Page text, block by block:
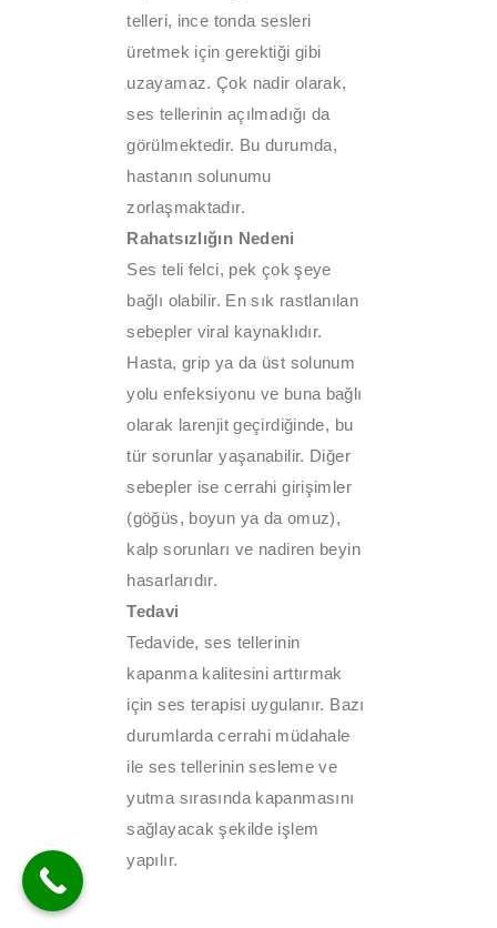
telleri, ince tonda sesleri
üretmek için gerektiği gibi
uzayamaz. Çok nadir olarak,
ses tellerinin açılmadığı da
görülmektedir. Bu durumda,
hastanın solunumu
zorlaşmaktadır.
Rahatsızlığın Nedeni
Ses teli felci, pek çok şeye
bağlı olabilir. En sık rastlanılan
sebepler viral kaynaklıdır.
Hasta, grip ya da üst solunum
yolu enfeksiyonu ve buna bağlı
olarak larenjit geçirdiğinde, bu
tür sorunlar yaşanabilir. Diğer
sebepler ise cerrahi girişimler
(göğüs, boyun ya da omuz),
kalp sorunları ve nadiren beyin
hasarlarıdır.
Tedavi
Tedavide, ses tellerinin
kapanma kalitesini arttırmak
için ses terapisi uygulanır. Bazı
durumlarda cerrahi müdahale
ile ses tellerinin sesleme ve
yutma sırasında kapanmasını
sağlayacak şekilde işlem
yapılır.